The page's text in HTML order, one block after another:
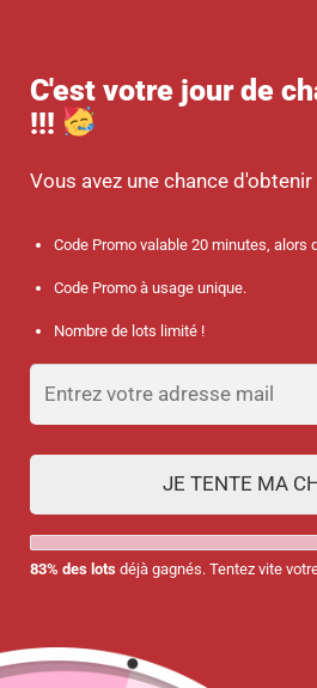
-10 % sur votre commande dès 45 €
SANTÉ
C'est votre jour de
!!!
Vous avez une chance
Code Promo valable 20 minutes, alors
Code Promo à usage unique.
Nombre de lots limité !
JE TENTE MA
83% des lots déjà gagnés. Tentez vite